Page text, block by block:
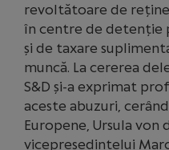
revoltătoare de
în centre de detenție
și de taxare
muncă. La cererea
S&D și-a exprimat
aceste abuzuri,
Europene, Ursula von
vicepreședintelui